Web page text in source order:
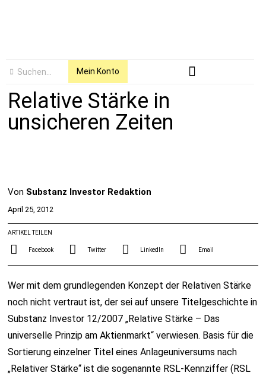
Mein Konto
Relative Stärke in
unsicheren Zeiten
Von Substanz Investor Redaktion
April 25, 2012
ARTIKEL TEILEN
Facebook Twitter LinkedIn Email
Wer mit dem grundlegenden Konzept der Relativen Stärke
noch nicht vertraut ist, der sei auf unsere Titelgeschichte in
Substanz Investor 12/2007 „Relative Stärke – Das
universelle Prinzip am Aktienmarkt“ verwiesen. Basis für die
Sortierung einzelner Titel eines Anlageuniversums nach
„Relativer Stärke“ ist die sogenannte RSL-Kennziffer (RSL